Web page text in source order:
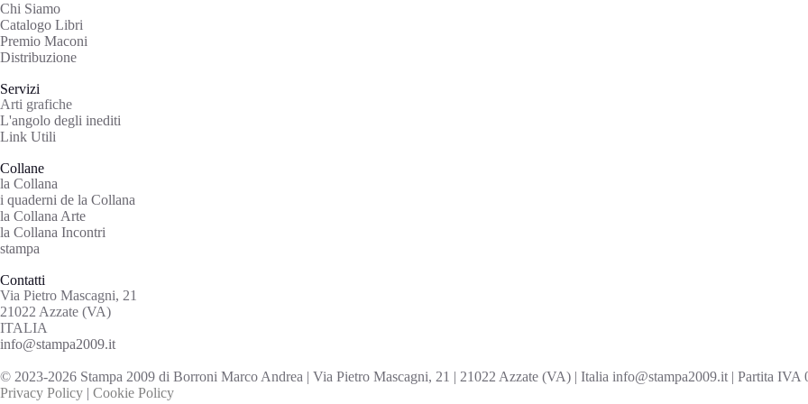
Chi Siamo
Catalogo Libri
Premio Maconi
Distribuzione
Servizi
Arti grafiche
L'angolo degli inediti
Link Utili
Collane
la Collana
i quaderni de la Collana
la Collana Arte
la Collana Incontri
stampa
Contatti
Via Pietro Mascagni, 21
21022 Azzate (VA)
ITALIA
info@stampa2009.it
© 2023-2026 Stampa 2009 di Borroni Marco Andrea | Via Pietro Mascagni, 21 | 21022 Azzate (VA) | Italia info@stampa2009.it | Partita IVA
Privacy Policy | Cookie Policy